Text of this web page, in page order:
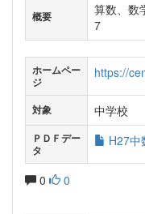
概要
算数、数
7
ホームペー
ジ
https://
対象 中学校
ＰＤＦデー
タ
H27中
0 0